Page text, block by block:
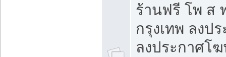
ร้านฟรี โพ ส
กรุงเทพ ลงป
ลงประกาศโ